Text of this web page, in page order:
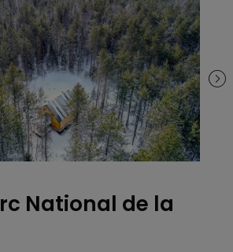
National de la